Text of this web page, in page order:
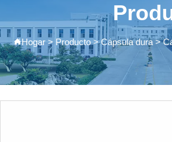
Hogar> Producto>Cápsula dura>